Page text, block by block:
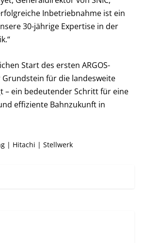
Inbetriebnahme ist ein
30-jährige Expertise in der
Start des ersten ARGOS-
Grundstein für die landesweite
– ein bedeutender Schritt für eine
effiziente Bahnzukunft in
| Hitachi |Stellwerk